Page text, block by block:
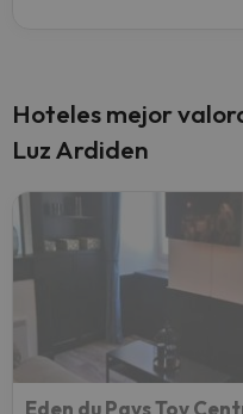
Hoteles mejor
Luz Ardiden